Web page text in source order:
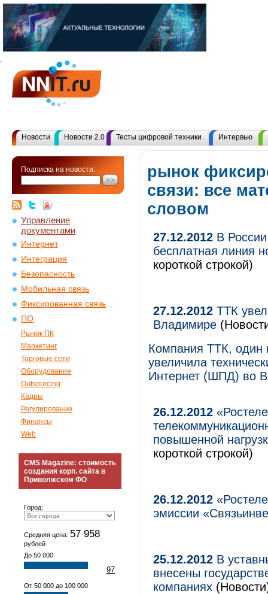
Новости Новости 2.0 Тесты цифровой техники Интервью
Подписка на новости:
Управление
документами
Интернет
Интеграция
Безопасность
Мобильная связь
Фиксированная связь
ПО
Рынок ПК
Маркетинг
Торговые сети
Оборудование
Outsourcing
Кадры
Регулирование
Финансы
Web
CMS Magazine: стоимость
создания корп. сайта в
Приволжском ФО
Город:
Средняя цена: 57 958
рублей
До 50 000
97
От 50 000 до 100 000
рынок
связи: все
словом
27.12.2012 В
бесплатная линия
короткой строкой)
27.12.2012 ТТК
Владимире
Компания ТТК, один
увеличила
Интернет (ШПД) во
26.12.2012
повышенной
короткой строкой)
26.12.2012
эмиссии
25.12.2012 В
внесены
компаниях